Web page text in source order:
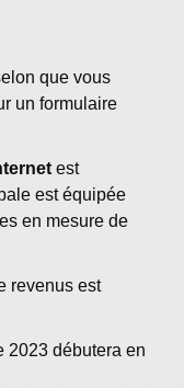
que vous
un formulaire
est
est équipée
en mesure de
revenus est
2023 débutera en